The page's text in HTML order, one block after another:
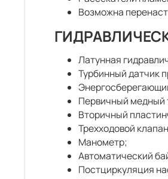
Возможна
Латунная
Турбинный датчик
Первичный медный
Вторичный
Трехходовой
Манометр;
Автоматический
Постциркуляция